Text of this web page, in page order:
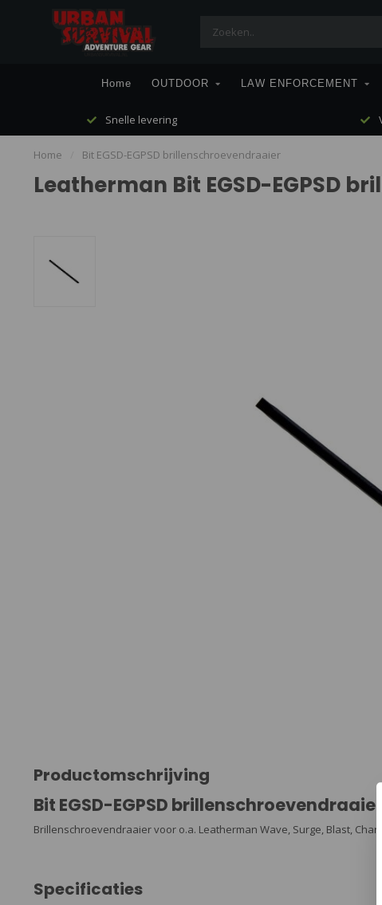
Home OUTDOOR LAW ENFORCEMENT
Snelle levering
Home Bit EGSD-EGPSD brillenschroevendraaier
Leatherman Bit EGSD-EGPSD
Productomschrijving
Bit EGSD-EGPSD brillenschroevendraaier
Brillenschroevendraaier voor o.a. Leatherman Wave, Surge, Blast, Charge
Specificaties